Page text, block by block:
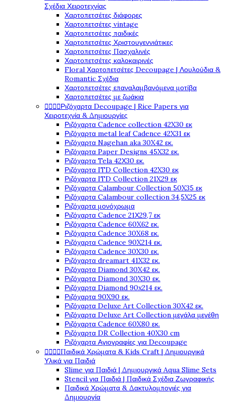
Σχέδια Χειροτεχνίας
Χαρτοπετσέτες διάφορες
Χαρτοπετσέτες vintage
Χαρτοπετσέτες παιδικές
Χαρτοπετσέτες Χριστουγεννιάτικες
Χαρτοπετσέτες Πασχαλινές
Χαρτοπετσέτες καλοκαιρινές
Floral Χαρτοπετσέτες Decoupage | Λουλούδια &
Romantic Σχέδια
Χαρτοπετσέτες επαναλαμβανόμενα μοτίβα
Χαρτοπετσέτες με ζωάκια
Ριζόχαρτα Decoupage | Rice Papers για
Χειροτεχνία & Δημιουργίες
Ριζόχαρτα Cadence collection 42X30 εκ
Ριζόχαρτα metal leaf Cadence 42X31 εκ
Ριζόχαρτα Nagehan aka 30X42 εκ.
Ριζόχαρτα Paper Designs 45X32 εκ.
Ριζόχαρτα Tela 42Χ30 εκ.
Ριζόχαρτα ITD Collection 42X30 εκ
Ριζόχαρτα ITD Collection 21X29 εκ
Ριζόχαρτα Calambour Collection 50X35 εκ
Ριζόχαρτα Calambour collection 34,5X25 εκ
Ριζόχαρτα μονόχρωμα
Ριζόχαρτα Cadence 21Χ29,7 εκ
Ριζόχαρτα Cadence 60X62 εκ.
Ριζόχαρτα Cadence 30X68 εκ.
Ριζόχαρτα Cadence 90X214 εκ.
Ριζόχαρτα Cadence 30X30 εκ.
Ριζόχαρτα dreamart 41X32 εκ.
Ριζόχαρτα Diamond 30X42 εκ.
Ριζόχαρτα Diamond 30X30 εκ.
Ριζόχαρτα Diamond 90x214 εκ.
Ριζόχαρτα 90X90 εκ.
Ριζόχαρτα Deluxe Art Collection 30X42 εκ.
Ριζόχαρτα Deluxe Art Collection μεγάλα μεγέθη
Ριζόχαρτα Cadence 60X80 εκ.
Ριζόχαρτα DR Collection 40X30 cm
Ριζόχαρτα Αγιογραφίες για Decoupage
Παιδικά Χρώματα & Kids Craft | Δημιουργικά
Υλικά για Παιδιά
Slime για Παιδιά | Δημιουργικά Aqua Slime Sets
Stencil για Παιδιά | Παιδικά Σχέδια Ζωγραφικής
Παιδικά Χρώματα & Δακτυλομπογιές για
Δημιουργία